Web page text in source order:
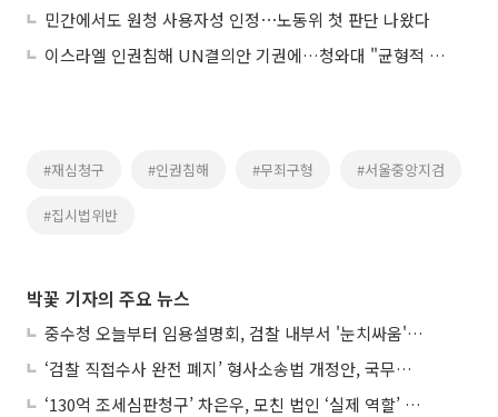
민간에서도 원청 사용자성 인정⋯노동위 첫 판단 나왔다
이스라엘 인권침해 UN결의안 기권에…청와대 "균형적 고려"
#재심청구 #인권침해 #무죄구형 #서울중앙지검
#집시법위반
박꽃 기자의 주요 뉴스
중수청 오늘부터 임용설명회, 검찰 내부서 '눈치싸움' 기류변화도
‘검찰 직접수사 완전 폐지’ 형사소송법 개정안, 국무회의 통과
‘130억 조세심판청구’ 차은우, 모친 법인 ‘실제 역할’ 다툴 듯